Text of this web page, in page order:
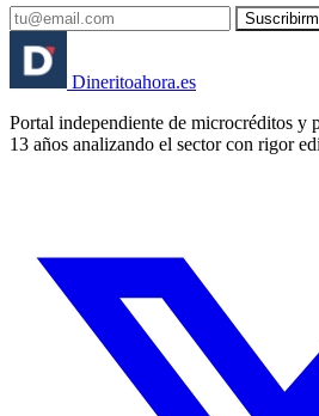
Dineritoahora.es
Portal independiente de microcréditos y
13 años analizando el sector con rigor